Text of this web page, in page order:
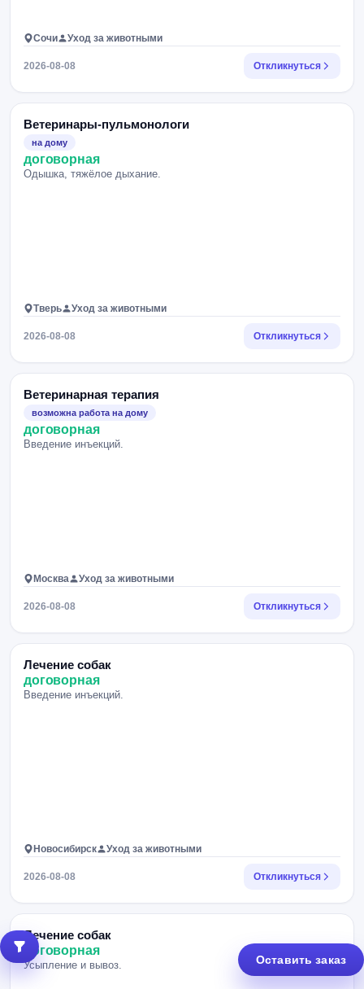
Сочи Уход за животными
2026-08-08 Откликнуться
Ветеринары-пульмонологи
на дому
договорная
Одышка, тяжёлое дыхание.
Тверь Уход за животными
2026-08-08 Откликнуться
Ветеринарная терапия
возможна работа на дому
договорная
Введение инъекций.
Москва Уход за животными
2026-08-08 Откликнуться
Лечение собак
договорная
Введение инъекций.
Новосибирск Уход за животными
2026-08-08 Откликнуться
Лечение собак
договорная
Усыпление и вывоз. Оставить заказ